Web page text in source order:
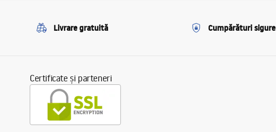
Livrare gratuită Cumpărături sigure
Certificate și parteneri